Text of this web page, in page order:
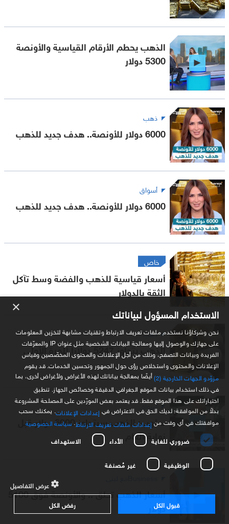
الذهب يحطم الأرقام القياسية والأونصة
5300 دولار
ذهب
6000 دولار للأونصة.. هدف جديد للذهب
أسواق
6000 دولار للأونصة.. هدف جديد للذهب
خاص
أسعار قياسية للذهب والفضة وسط تآكل
الثقة بالدولار
ذهب
الذهب يتجاوز 5247 دولارا للمرة الأولى
أسواق
سلهب: الذهب سيتجاوز 6000 دولار قبل
نهاية العام
أسعار الذهب تحلق .. والأونصة فوق 5100
دولار
× الاستخدام المسؤول لبياناتك
نحن وشركاؤنا نستخدم ملفات تعريف الارتباط وتقنيات مشابهة لتخزين المعلومات
على جهازك والوصول إليها ومعالجة البيانات الشخصية مثل عنوان IP والمعرّفات
الفريدة وبيانات التصفح، وذلك من أجل الإعلانات والمحتوى المخصّصين وقياس
الإعلانات والمحتوى واستخلاص رؤى حول الجمهور وتحسين الخدمات. قد يقوم
مزوّدو الجهات الخارجية (2)
أيضًا بمعالجة بياناتك لهذه الأغراض ولأغراض أخرى، بما
في ذلك استخدام بيانات الموقع الجغرافي الدقيقة وخصائص الجهاز. تنطبق
اختياراتك على هذا الموقع فقط. قد يعتمد بعض المورّدين على المصلحة المشروعة
بدلاً من الموافقة؛ لديك الحق في الاعتراض في إعدادات الإعلانات . يمكنك سحب
موافقتك في أي وقت من إعدادات ملفات تعريف الارتباط سياسة الخصوصية
ضروري للغاية
الأداء الاستهداف
الوظيفية غير مُصنفة
عرض التفاصيل
قبول الكل
رفض الكل